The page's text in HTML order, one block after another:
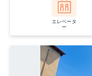
エレベータ
ー